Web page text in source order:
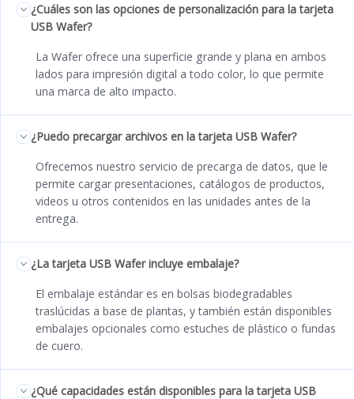
¿Cuáles son las opciones de personalización para la tarjeta
USB Wafer?
La Wafer ofrece una superficie grande y plana en ambos
lados para impresión digital a todo color, lo que permite
una marca de alto impacto.
¿Puedo precargar archivos en la tarjeta USB Wafer?
Ofrecemos nuestro servicio de precarga de datos, que le
permite cargar presentaciones, catálogos de productos,
videos u otros contenidos en las unidades antes de la
entrega.
¿La tarjeta USB Wafer incluye embalaje?
El embalaje estándar es en bolsas biodegradables
traslúcidas a base de plantas, y también están disponibles
embalajes opcionales como estuches de plástico o fundas
de cuero.
¿Qué capacidades están disponibles para la tarjeta USB